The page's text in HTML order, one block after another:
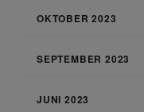
OKTOBER 2023
SEPTEMBER 2023
JUNI 2023